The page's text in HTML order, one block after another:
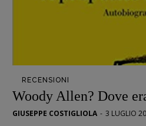
Fumetti
DOSSIER
12 dicembre
RECENSIONI
Woody Allen? Dove
GIUSEPPE COSTIGLIOLA - 3 LUGLIO